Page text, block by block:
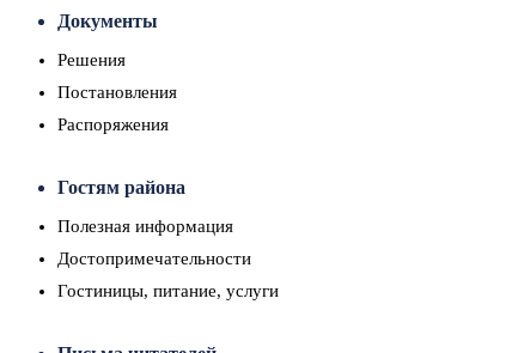
Документы
Решения
Постановления
Распоряжения
Гостям района
Полезная информация
Достопримечательности
Гостиницы, питание, услуги